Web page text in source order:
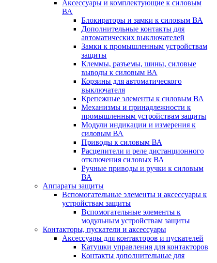
Аксессуары и комплектующие к силовым
ВА
Блокираторы и замки к силовым ВА
Дополнительные контакты для
автоматических выключателей
Замки к промышленным устройствам
защиты
Клеммы, разъемы, шины, силовые
выводы к силовым ВА
Корзины для автоматического
выключателя
Крепежные элементы к силовым ВА
Механизмы и принадлежности к
промышленным устройствам защиты
Модули индикации и измерения к
силовым ВА
Приводы к силовым ВА
Расцепители и реле дистанционного
отключения силовых ВА
Ручные приводы и ручки к силовым
ВА
Аппараты защиты
Вспомогательные элементы и аксессуары к
устройствам защиты
Вспомогательные элементы к
модульным устройствам защиты
Контакторы, пускатели и аксессуары
Аксессуары для контакторов и пускателей
Катушки управления для контакторов
Контакты дополнительные для